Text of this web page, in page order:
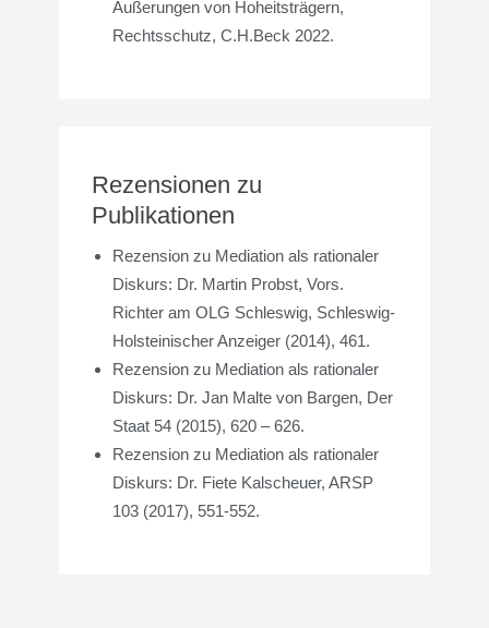
Äußerungen von Hoheitsträgern,
Rechtsschutz, C.H.Beck 2022.
Rezensionen zu
Publikationen
Rezension zu Mediation als rationaler
Diskurs: Dr. Martin Probst, Vors.
Richter am OLG Schleswig, Schleswig-
Holsteinischer Anzeiger (2014), 461.
Rezension zu Mediation als rationaler
Diskurs: Dr. Jan Malte von Bargen, Der
Staat 54 (2015), 620 – 626.
Rezension zu Mediation als rationaler
Diskurs: Dr. Fiete Kalscheuer, ARSP
103 (2017), 551-552.